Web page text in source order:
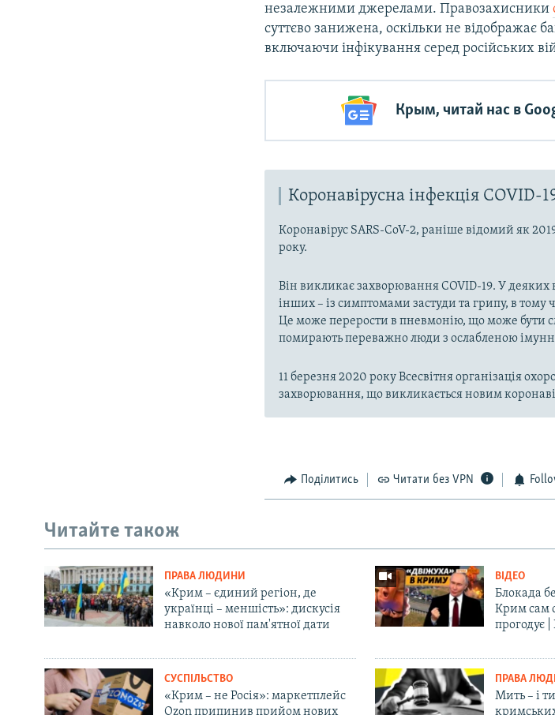
незалежними джерелами. Правозахисники
суттєво занижена, оскільки не відображає
включаючи інфікування серед російських
Крым, читай нас в
Коронавірусна інфекція COVID-
Коронавірус SARS-CoV-2, раніше відомий як
року.
Він викликає захворювання COVID-19. У деяких
інших – із симптомами застуди та грипу, в
Це може перерости в пневмонію, що може бути
помирають переважно люди з ослабленою
11 березня 2020 року Всесвітня організація
захворювання, що викликається новим
Поділитись Читати без VPN
Читайте також
ПРАВА ЛЮДИНИ
«Крим – єдиний регіон, де
українці – меншість»: дискусія
навколо нової пам'ятної дати
ВІДЕО
Блокада
Крим сам
прогодує |
СУСПІЛЬСТВО
«Крим – не Росія»: маркетплейс
Ozon припинив прийом нових
ПРАВА
Мить – і